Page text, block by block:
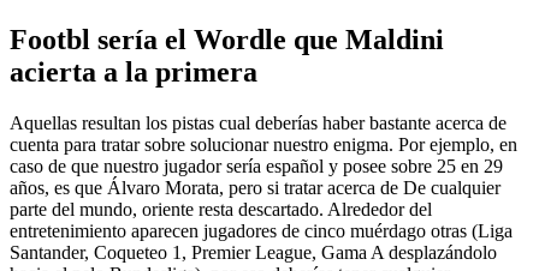
Footbl serí­a el Wordle que Maldini
acierta a la primera
Aquellas resultan los pistas cual deberías haber bastante acerca de
cuenta para tratar sobre solucionar nuestro enigma. Por ejemplo, en
caso de que nuestro jugador serí­a español y posee sobre 25 en 29
años, es que Álvaro Morata, pero si tratar acerca de De cualquier
parte del mundo, oriente resta descartado. Alrededor del
entretenimiento aparecen jugadores de cinco muérdago otras (Liga
Santander, Coqueteo 1, Premier League, Gama A desplazándolo